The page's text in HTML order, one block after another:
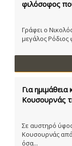
φιλόσοφος
Γράφει ο
μεγάλος Ρόδιος
Για
Κουσουρνάς
Σε αυστηρό
Κουσουρνάς
όσα...